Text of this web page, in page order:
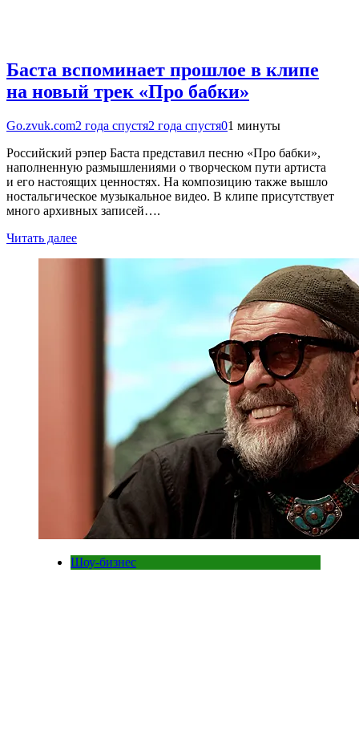
Баста вспоминает прошлое в клипе
на новый трек «Про бабки»
Go.zvuk.com2 года спустя2 года спустя01 минуты
Российский рэпер Баста представил песню «Про бабки»,
наполненную размышлениями о творческом пути артиста
и его настоящих ценностях. На композицию также вышло
ностальгическое музыкальное видео. В клипе присутствует
много архивных записей….
Читать далее
Шоу-бизнес